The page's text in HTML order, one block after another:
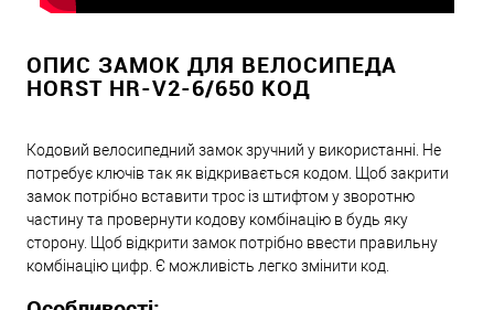
ОПИС ЗАМОК ДЛЯ ВЕЛОСИПЕДА
HORST HR-V2-6/650 КОД
Кодовий велосипедний замок зручний у використанні. Не
потребує ключів так як відкривається кодом. Щоб закрити
замок потрібно вставити трос із штифтом у зворотню
частину та провернути кодову комбінацію в будь яку
сторону. Щоб відкрити замок потрібно ввести правильну
комбінацію цифр. Є можливість легко змінити код.